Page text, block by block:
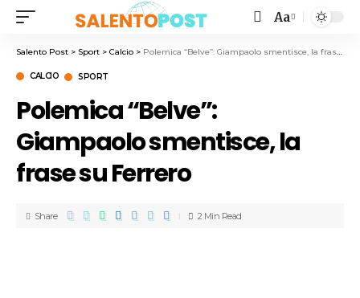
Aa
Salento Post > Sport > Calcio > Polemica “Belve”: Giampaolo smentisce, la frase su Ferrero
CALCIO SPORT
Polemica “Belve”:
Giampaolo smentisce, la
frase su Ferrero
Share 2 Min Read